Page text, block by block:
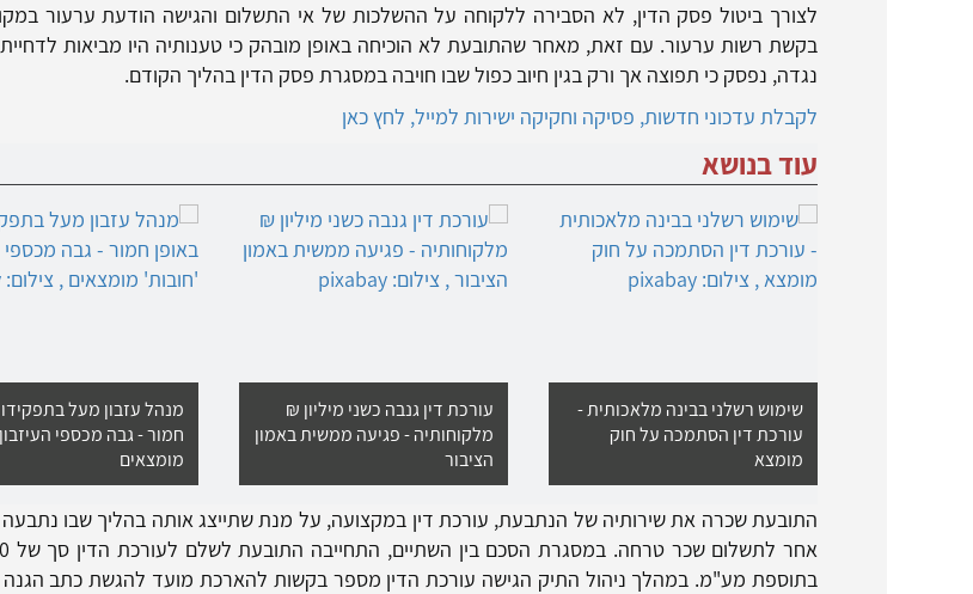
לצורך ביטול פסק הדין, לא הסבירה ללקוחה על ההשלכות של אי התשלום והגישה הודעת ערעור
בקשת רשות ערעור. עם זאת, מאחר שהתובעת לא הוכיחה באופן מובהק כי טענותיה היו מביאות
נגדה, נפסק כי תפוצה אך ורק בגין חיוב כפול שבו חויבה במסגרת פסק הדין בהליך הקודם.
לקבלת עדכוני חדשות, פסיקה וחקיקה ישירות למייל, לחץ כאן
עוד בנושא
שימוש רשלני בבינה מלאכותית -
עורכת דין הסתמכה על חוק
מומצא
עורכת דין גנבה כשני מיליון ₪
מלקוחותיה - פגיעה ממשית באמון
הציבור
מנהל עזבון מעל בתפקידו
חמור - גבה מכספי
מומצאים
התובעת שכרה את שירותיה של הנתבעת, עורכת דין במקצועה, על מנת שתייצג אותה בהליך שבו
בתוספת מע"מ. במהלך ניהול התיק הגישה עורכת הדין מספר בקשות להארכת מועד להגשת כתב